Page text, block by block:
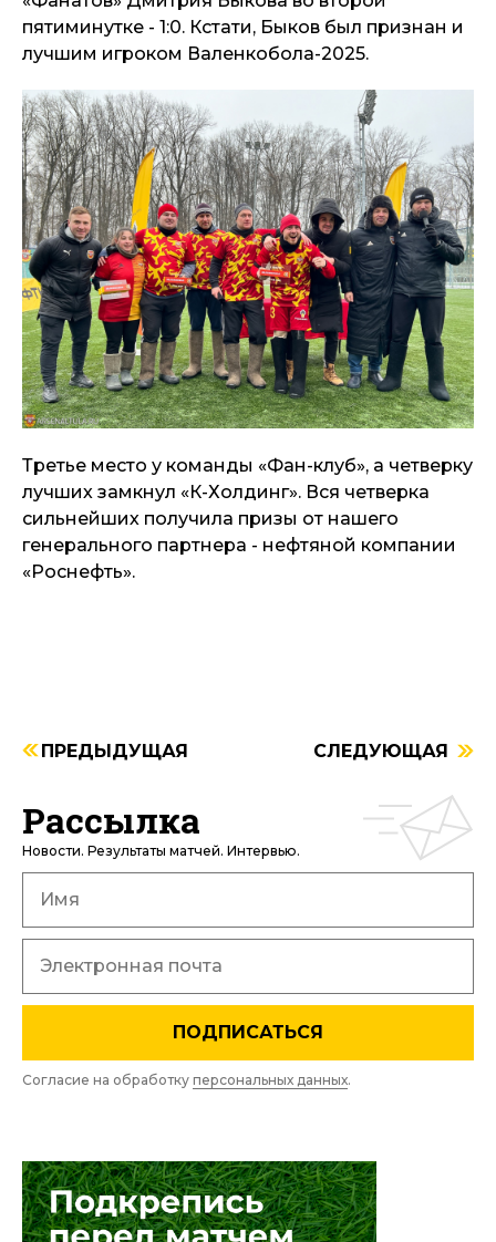
пятиминутке - 1:0. Кстати, Быков был признан и
лучшим игроком Валенкобола-2025.
Третье место у команды «Фан-клуб», а четверку
лучших замкнул «К-Холдинг». Вся четверка
сильнейших получила призы от нашего
генерального партнера - нефтяной компании
«Роснефть».
ПРЕДЫДУЩАЯ СЛЕДУЮЩАЯ
Рассылка
Новости. Результаты матчей. Интервью.
ПОДПИСАТЬСЯ
Согласие на обработку персональных данных.